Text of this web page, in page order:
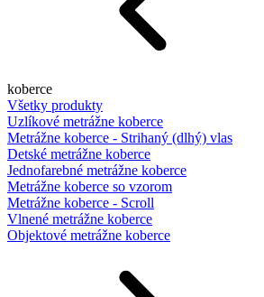
koberce
Všetky produkty
Uzlíkové metrážne koberce
Metrážne koberce - Strihaný (dlhý) vlas
Detské metrážne koberce
Jednofarebné metrážne koberce
Metrážne koberce so vzorom
Metrážne koberce - Scroll
Vlnené metrážne koberce
Objektové metrážne koberce